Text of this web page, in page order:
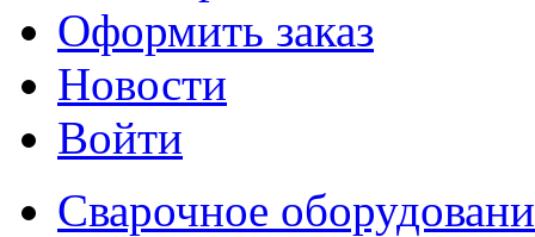
Оформить заказ
Новости
Войти
Сварочное